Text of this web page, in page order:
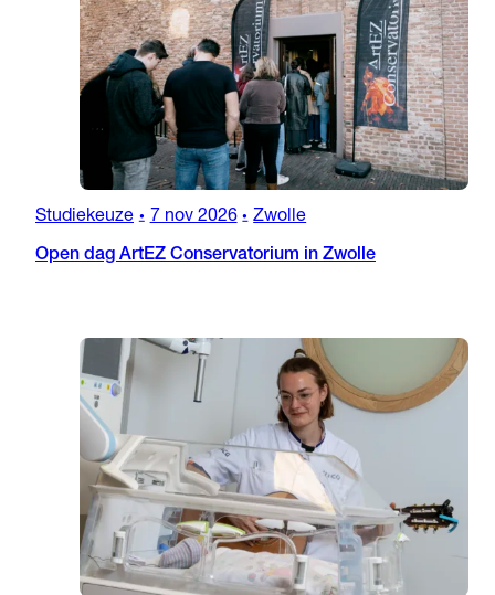
Studiekeuze • 7 nov 2026 • Zwolle
Open dag ArtEZ Conservatorium in Zwolle